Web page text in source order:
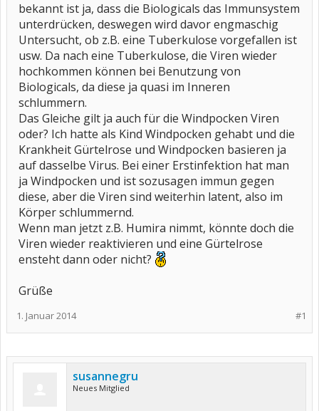
bekannt ist ja, dass die Biologicals das Immunsystem
unterdrücken, deswegen wird davor engmaschig
Untersucht, ob z.B. eine Tuberkulose vorgefallen ist
usw. Da nach eine Tuberkulose, die Viren wieder
hochkommen können bei Benutzung von
Biologicals, da diese ja quasi im Inneren
schlummern.
Das Gleiche gilt ja auch für die Windpocken Viren
oder? Ich hatte als Kind Windpocken gehabt und die
Krankheit Gürtelrose und Windpocken basieren ja
auf dasselbe Virus. Bei einer Erstinfektion hat man
ja Windpocken und ist sozusagen immun gegen
diese, aber die Viren sind weiterhin latent, also im
Körper schlummernd.
Wenn man jetzt z.B. Humira nimmt, könnte doch die
Viren wieder reaktivieren und eine Gürtelrose
ensteht dann oder nicht?
Grüße
#1
1. Januar 2014
susannegru
Neues Mitglied